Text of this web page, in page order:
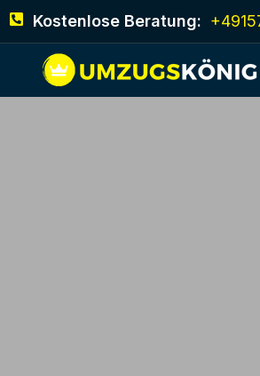
Kostenlose Beratung: